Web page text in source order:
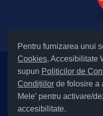
Pentru furnizarea unui
Cookies, Accesibilitate
supun Politicilor de
Condițiilor de folosire a
Mele’ pentru activare/
accesibilitate.
Setări
Informare cu privire la
| Termeni și condiții